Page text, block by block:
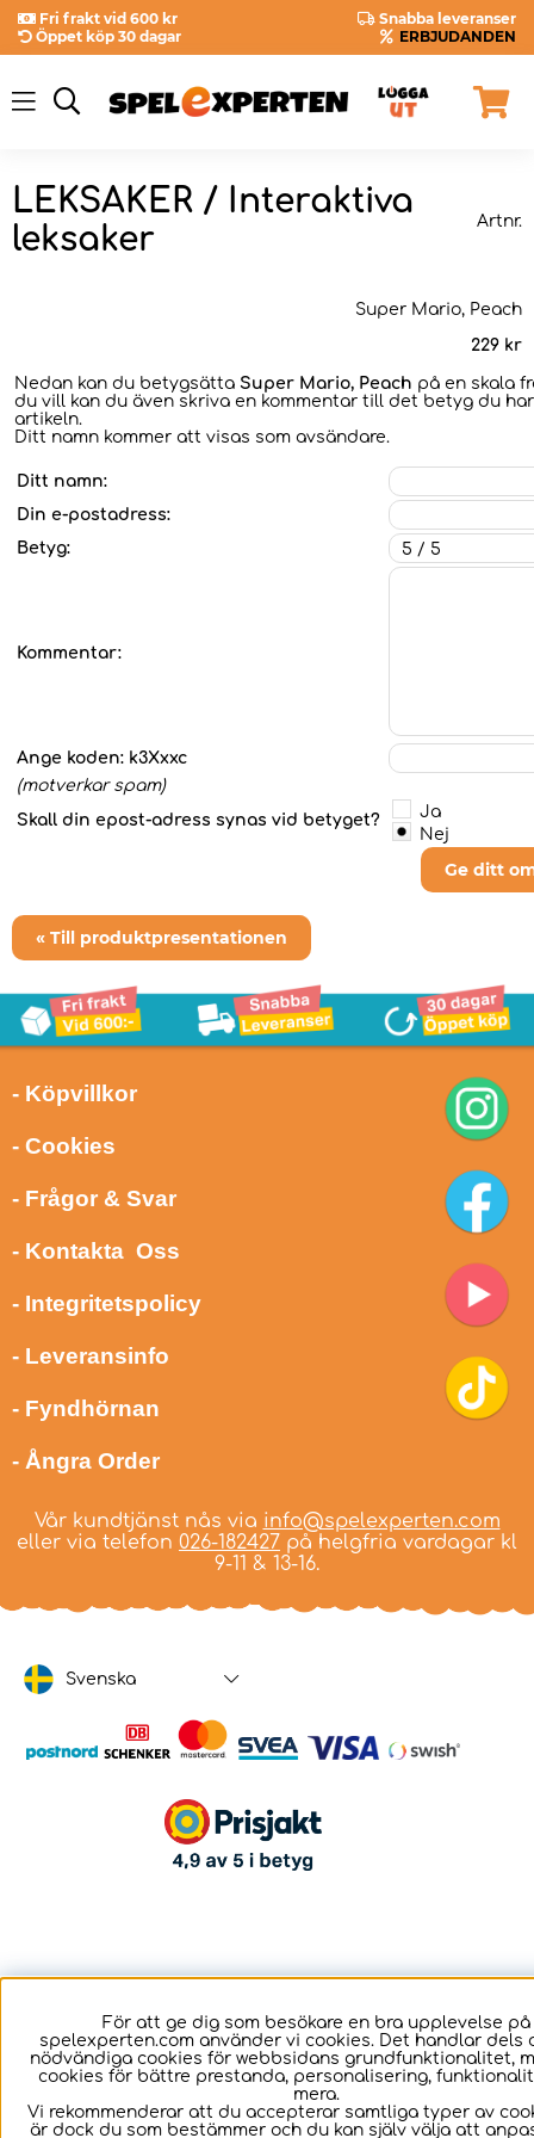
Fri frakt vid 600 kr
Snabba leveranser
Öppet köp 30 dagar
ERBJUDANDEN
LEKSAKER / Interaktiva
leksaker
Artnr.
Super Mario, Peach
229 kr
Nedan kan du betygsätta Super Mario, Peach på en skala
du vill kan du även skriva en kommentar till det betyg du
artikeln.
Ditt namn kommer att visas som avsändare.
Ditt namn:
Din e-postadress:
Betyg:
Kommentar:
Ange koden: k3Xxxc
(motverkar spam)
Skall din epost-adress synas vid betyget?
Ja
Nej
Ge ditt
« Till produktpresentationen
- Köpvillkor
- Cookies
- Frågor & Svar
- Kontakta Oss
- Integritetspolicy
- Leveransinfo
- Fyndhörnan
- Ångra Order
Vår kundtjänst nås via info@spelexperten.com
eller via telefon 026-182427 på helgfria vardagar kl
9-11 & 13-16.
Svenska
För att ge dig som besökare en bra upplevelse på
spelexperten.com använder vi cookies. Det handlar dels
nödvändiga cookies för webbsidans grundfunktionalitet,
cookies för bättre prestanda, personalisering,
mera.
Vi rekommenderar att du accepterar samtliga typer av
är dock du som bestämmer och du kan själv välja att